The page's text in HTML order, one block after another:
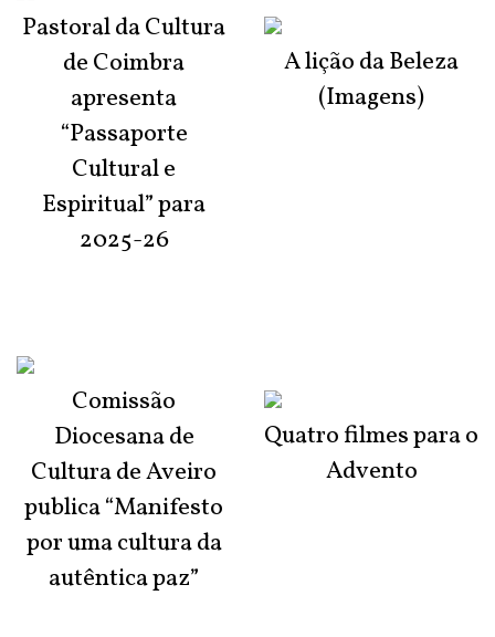
Pastoral da Cultura
de Coimbra
apresenta
“Passaporte
Cultural e
Espiritual” para
2025-26
Comissão
Diocesana de
Cultura de Aveiro
publica “Manifesto
por uma cultura da
autêntica paz”
A lição da Beleza
(Imagens)
Quatro filmes para o
Advento